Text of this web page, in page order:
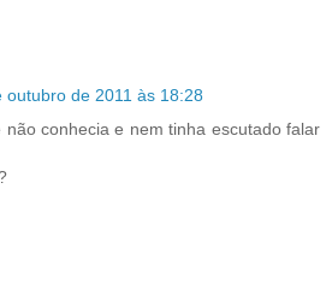
outubro de 2011 às 18:28
não conhecia e nem tinha escutado falar